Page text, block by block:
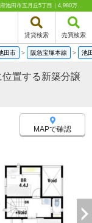
池田市五月丘5丁目 高台に位置する新築分譲住宅 全5区画 1号 大阪府池田市五月丘5丁目｜4,980万円の新築一戸建て｜分譲住宅や新築物件｜ピタットハウス池田店 株式会社ニチレク
賃貸検索 売買検索
田市 > 阪急宝塚本線 > 池
置する新築分譲
MAPで確認